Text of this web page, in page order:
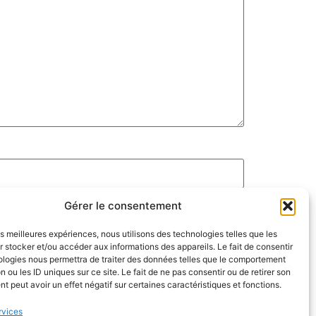
Gérer le consentement
meilleures expériences, nous utilisons des technologies telles que les
stocker et/ou accéder aux informations des appareils. Le fait de consentir
nous permettra de traiter des données telles que le comportement
ou les ID uniques sur ce site. Le fait de ne pas consentir ou de retirer son
peut avoir un effet négatif sur certaines caractéristiques et fonctions.